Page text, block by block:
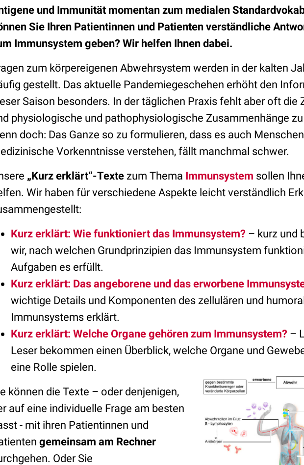
und Immunität momentan zum medialen
Sie Ihren Patientinnen und Patienten verständliche
Immunsystem geben? Wir helfen Ihnen dabei.
zum körpereigenen Abwehrsystem werden in der kalten
gestellt. Das aktuelle Pandemiegeschehen erhöht den
Saison besonders. In der täglichen Praxis fehlt aber oft die
physiologische und pathophysiologische Zusammenhänge
doch: Das Ganze so zu formulieren, dass es auch
Vorkenntnisse verstehen, fällt manchmal schwer.
„Kurz erklärt“-Texte zum Thema Immunsystem sollen
Wir haben für verschiedene Aspekte leicht verständlich
Kurz erklärt: Wie funktioniert das Immunsystem? – kurz und
wir, nach welchen Grundprinzipien das Immunsystem
Aufgaben es erfüllt.
Kurz erklärt: Das angeborene und das erworbene
wichtige Details und Komponenten des zellulären und
Immunsystems erklärt.
Kurz erklärt: Welche Organe gehören zum Immunsystem? –
Leser bekommen einen Überblick, welche Organe und
eine Rolle spielen.
können die Texte – oder denjenigen,
auf eine individuelle Frage am besten
- mit ihren Patientinnen und
gemeinsam am Rechner
Oder Sie